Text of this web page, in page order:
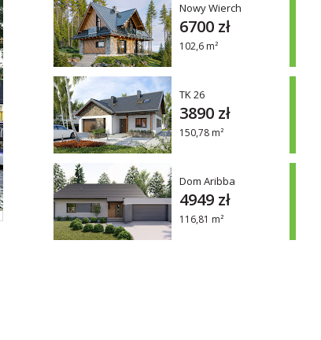
Nowy Wierch
102,6 m²
6700 zł
TK 26
150,78 m²
3890 zł
Dom Aribba
116,81 m²
4949 zł